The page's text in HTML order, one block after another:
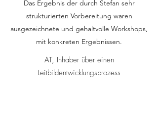
Das Ergebnis der durch Stefan sehr
strukturierten Vorbereitung waren
ausgezeichnete und gehaltvolle Workshops,
mit konkreten Ergebnissen.
AT, Inhaber über einen
Leitbildentwicklungsprozess